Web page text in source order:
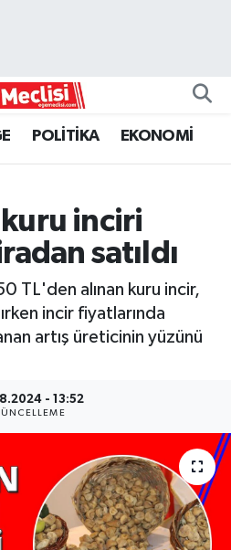
POLİTİKA EKONOMİ
inciri
satıldı
TL'den alınan kuru incir,
incir fiyatlarında
artış üreticinin yüzünü
- 13:52